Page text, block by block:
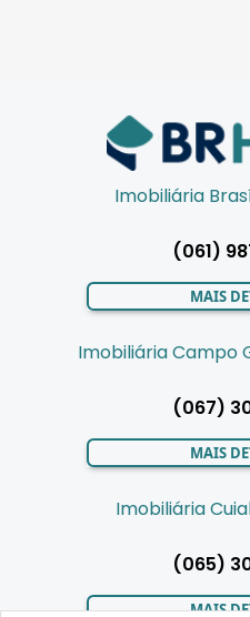
Imobiliária
(061)
MAIS
Imobiliária Campo
(067)
MAIS
Imobiliária
(065)
MAIS